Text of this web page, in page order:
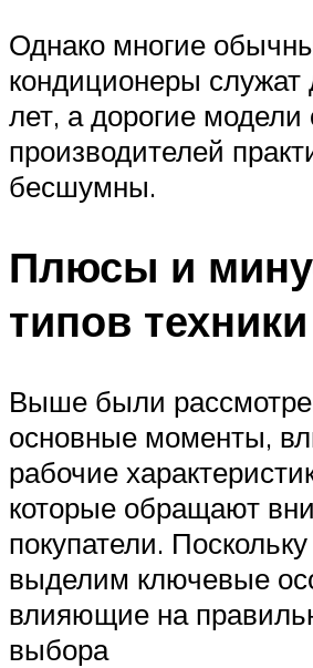
Однако многие
кондиционеры служат
лет, а дорогие модели
производителей
бесшумны.
Плюсы и
типов техники
Выше были
основные моменты,
рабочие
которые обращают
покупатели.
выделим ключевые
влияющие на
выбора